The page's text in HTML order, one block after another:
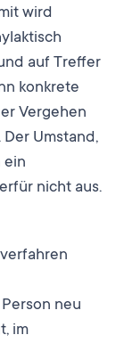
wird
auf Treffer
konkrete
Vergehen
Umstand,
ein
nicht aus.
neu
im